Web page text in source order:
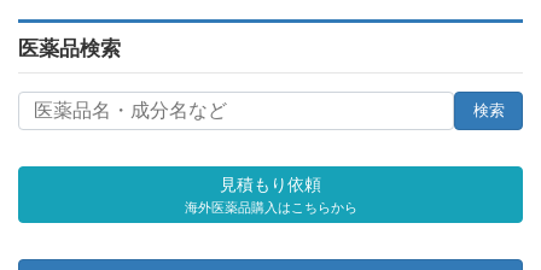
医薬品検索
見積もり依頼
海外医薬品購入はこちらから